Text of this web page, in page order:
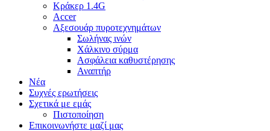
Κράκερ 1.4G
Accer
Αξεσουάρ πυροτεχνημάτων
Σωλήνας ινών
Χάλκινο σύρμα
Ασφάλεια καθυστέρησης
Αναπτήρ
Νέα
Συχνές ερωτήσεις
Σχετικά με εμάς
Πιστοποίηση
Επικοινωνήστε μαζί μας